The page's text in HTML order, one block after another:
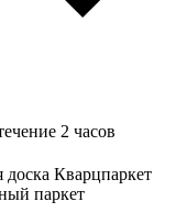
2 часов
Кварцпаркет
паркет